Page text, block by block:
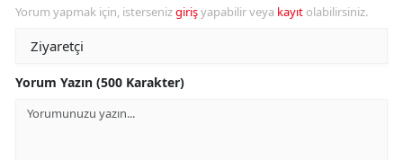
Yorum yapmak için, istersenizgirişyapabilir veya kayıt olabilirsiniz.
Yorum Yazın (500 Karakter)